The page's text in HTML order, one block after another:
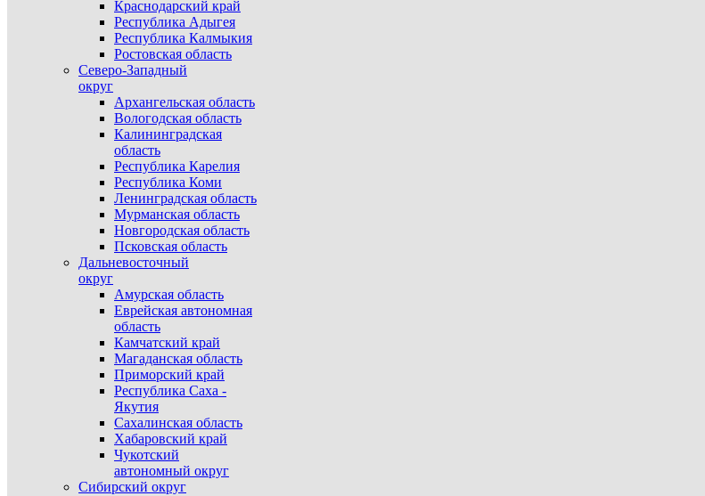
Краснодарский край
Республика Адыгея
Республика Калмыкия
Ростовская область
Северо-Западный
округ
Архангельская область
Вологодская область
Калининградская
область
Республика Карелия
Республика Коми
Ленинградская область
Мурманская область
Новгородская область
Псковская область
Дальневосточный
округ
Амурская область
Еврейская автономная
область
Камчатский край
Магаданская область
Приморский край
Республика Саха -
Якутия
Сахалинская область
Хабаровский край
Чукотский
автономный округ
Сибирский округ